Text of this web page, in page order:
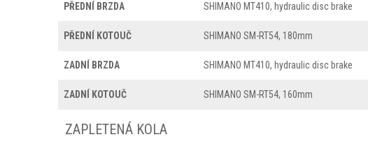
PŘEDNÍ BRZDA SHIMANO MT410, hydraulic disc brake
PŘEDNÍ KOTOUČ SHIMANO SM-RT54, 180mm
ZADNÍ BRZDA SHIMANO MT410, hydraulic disc brake
ZADNÍ KOTOUČ SHIMANO SM-RT54, 160mm
ZAPLETENÁ KOLA